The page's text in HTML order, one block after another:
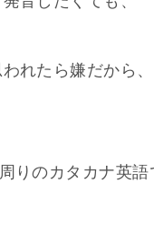
われたら嫌だから
りのカタカナ英語